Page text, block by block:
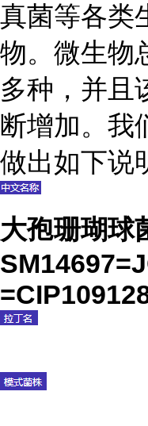
真菌等各类
物。微生物
多种，并且
断增加。我
做出如下说
大孢珊瑚球